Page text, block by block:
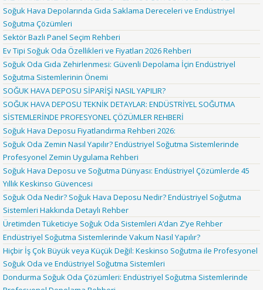
Soğuk Hava Depolarında Gıda Saklama Dereceleri ve Endüstriyel
Soğutma Çözümleri
Sektör Bazlı Panel Seçim Rehberi
Ev Tipi Soğuk Oda Özellikleri ve Fiyatları 2026 Rehberi
Soğuk Oda Gıda Zehirlenmesi: Güvenli Depolama İçin Endüstriyel
Soğutma Sistemlerinin Önemi
SOĞUK HAVA DEPOSU SİPARİŞİ NASIL YAPILIR?
SOĞUK HAVA DEPOSU TEKNİK DETAYLAR: ENDÜSTRİYEL SOĞUTMA
SİSTEMLERİNDE PROFESYONEL ÇÖZÜMLER REHBERİ
Soğuk Hava Deposu Fiyatlandırma Rehberi 2026:
Soğuk Oda Zemin Nasıl Yapılır? Endüstriyel Soğutma Sistemlerinde
Profesyonel Zemin Uygulama Rehberi
Soğuk Hava Deposu ve Soğutma Dünyası: Endüstriyel Çözümlerde 45
Yıllık Keskinso Güvencesi
Soğuk Oda Nedir? Soğuk Hava Deposu Nedir? Endüstriyel Soğutma
Sistemleri Hakkında Detaylı Rehber
Üretimden Tüketiciye Soğuk Oda Sistemleri A’dan Z’ye Rehber
Endüstriyel Soğutma Sistemlerinde Vakum Nasıl Yapılır?
Hiçbir İş Çok Büyük veya Küçük Değil: Keskinso Soğutma ile Profesyonel
Soğuk Oda ve Endüstriyel Soğutma Sistemleri
Dondurma Soğuk Oda Çözümleri: Endüstriyel Soğutma Sistemlerinde